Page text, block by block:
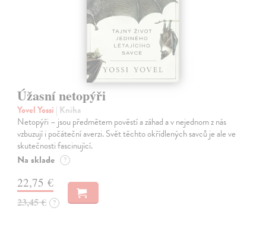
Úžasní netopýři
Yovel Yossi | Kniha
Netopýři – jsou předmětem pověstí a záhad a v nejednom z nás
vzbuzují i počáteční averzi. Svět těchto okřídlených savců je ale ve
skutečnosti fascinující.
Na sklade ?
22,75 €
23,45 € ?